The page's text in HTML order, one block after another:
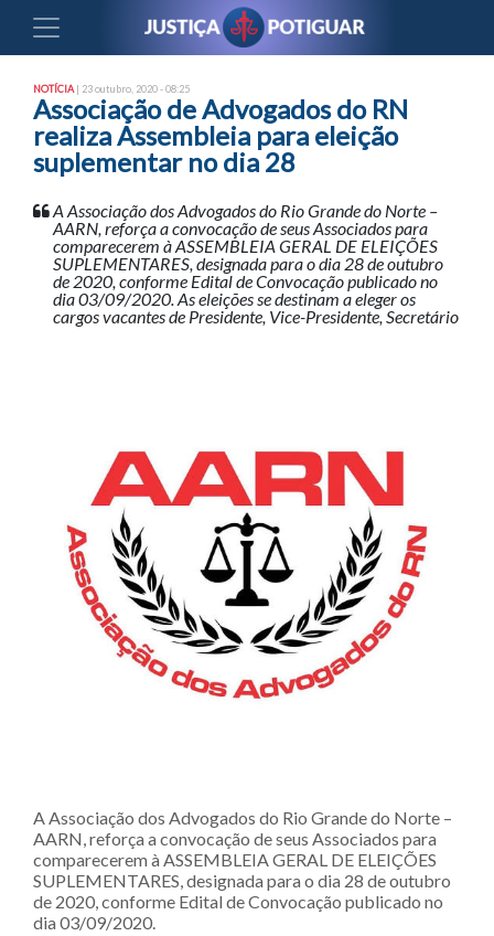
NOTÍCIA | 23 outubro, 2020 - 08:25
Associação de Advogados do RN
realiza Assembleia para eleição
suplementar no dia 28
A Associação dos Advogados do Rio Grande do Norte –
AARN, reforça a convocação de seus Associados para
comparecerem à ASSEMBLEIA GERAL DE ELEIÇÕES
SUPLEMENTARES, designada para o dia 28 de outubro
de 2020, conforme Edital de Convocação publicado no
dia 03/09/2020. As eleições se destinam a eleger os
cargos vacantes de Presidente, Vice-Presidente, Secretário
A Associação dos Advogados do Rio Grande do Norte –
AARN, reforça a convocação de seus Associados para
comparecerem à ASSEMBLEIA GERAL DE ELEIÇÕES
SUPLEMENTARES, designada para o dia 28 de outubro
de 2020, conforme Edital de Convocação publicado no
dia 03/09/2020.